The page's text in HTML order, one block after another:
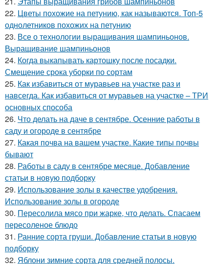
22. Цветы похожие на петунию, как называются. Топ-5
однолетников похожих на петунию
23. Все о технологии выращивания шампиньонов.
Выращивание шампиньонов
24. Когда выкапывать картошку после посадки.
Смещение срока уборки по сортам
25. Как избавиться от муравьев на участке раз и
навсегда. Как избавиться от муравьев на участке – ТРИ
основных способа
26. Что делать на даче в сентябре. Осенние работы в
саду и огороде в сентябре
27. Какая почва на вашем участке. Какие типы почвы
бывают
28. Работы в саду в сентябре месяце. Добавление
статьи в новую подборку
29. Использование золы в качестве удобрения.
Использование золы в огороде
30. Пересолила мясо при жарке, что делать. Спасаем
пересоленое блюдо
31. Ранние сорта груши. Добавление статьи в новую
подборку
32. Яблони зимние сорта для средней полосы.